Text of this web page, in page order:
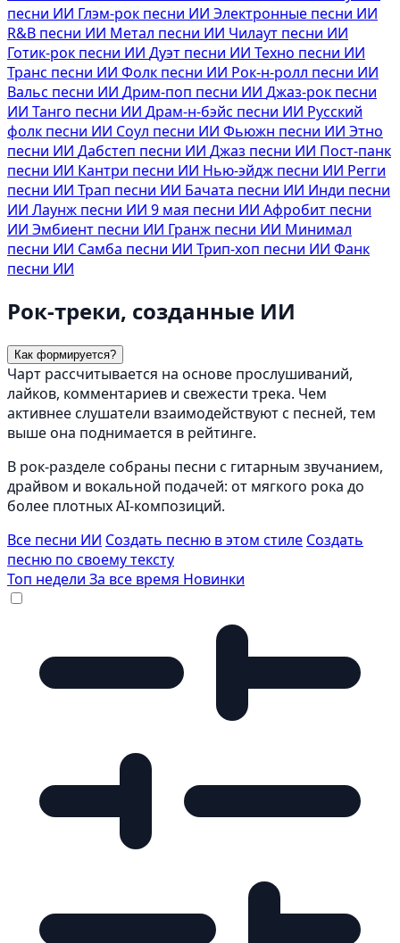
песни ИИ Глэм-рок песни ИИ Электронные песни ИИ
R&B песни ИИ Метал песни ИИ Чилаут песни ИИ
Готик-рок песни ИИ Дуэт песни ИИ Техно песни ИИ
Транс песни ИИ Фолк песни ИИ Рок-н-ролл песни ИИ
Вальс песни ИИ Дрим-поп песни ИИ Джаз-рок песни
ИИ Танго песни ИИ Драм-н-бэйс песни ИИ Русский
фолк песни ИИ Соул песни ИИ Фьюжн песни ИИ Этно
песни ИИ Дабстеп песни ИИ Джаз песни ИИ Пост-панк
песни ИИ Кантри песни ИИ Нью-эйдж песни ИИ Регги
песни ИИ Трап песни ИИ Бачата песни ИИ Инди песни
ИИ Лаунж песни ИИ 9 мая песни ИИ Афробит песни
ИИ Эмбиент песни ИИ Гранж песни ИИ Минимал
песни ИИ Самба песни ИИ Трип-хоп песни ИИ Фанк
песни ИИ
Рок-треки, созданные ИИ
Как формируется?
Чарт рассчитывается на основе прослушиваний,
лайков, комментариев и свежести трека. Чем
активнее слушатели взаимодействуют с песней, тем
выше она поднимается в рейтинге.
В рок-разделе собраны песни с гитарным звучанием,
драйвом и вокальной подачей: от мягкого рока до
более плотных AI-композиций.
Все песни ИИ Создать песню в этом стиле Создать
песню по своему тексту
Топ недели За все время Новинки